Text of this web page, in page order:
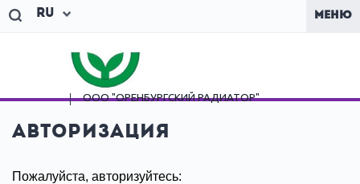
Ru МЕНЮ
ООО "ОРЕНБУРГСКИЙРАДИАТОР"
Авторизация
Пожалуйста, авторизуйтесь: